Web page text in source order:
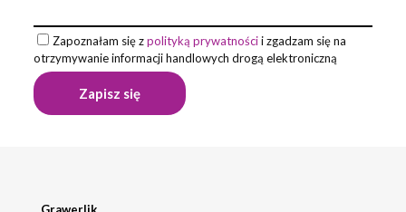
Zapoznałam się zpolityką prywatnościi zgadzam się na
otrzymywanie informacji handlowych drogą elektroniczną
Grawerlik